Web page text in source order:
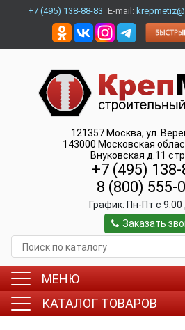
+7 (495) 138-88-83 E-mail:
121357 Москва, ул.
143000 Московская
Внуковская д.11
+7 (495)
8 (800) 555-
График: Пн-Пт c 9:00
Заказать
МЕНЮ
КАТАЛОГ ТОВАРОВ